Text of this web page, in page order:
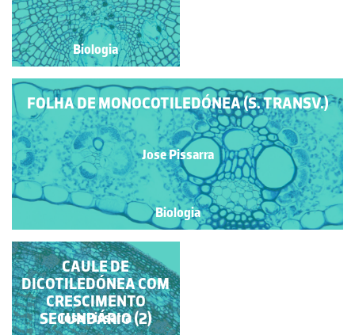
Biologia
Biologia
FOLHA DE MONOCOTILEDÓNEA (S. TRANSV.)
Jose Pissarra
Biologia
FOLHA DE
DICOTILEDÓNEA (S.
TRANSV.)
Jose Pissarra
CAULE DE
DICOTILEDÓNEA COM
CRESCIMENTO
SECUNDÁRIO (2)
Jose Pissarra